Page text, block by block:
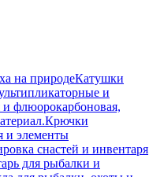
на природеКатушки
и
флюорокарбоновая,
Крючки
и элементы
снастей и инвентаря
для рыбалки и